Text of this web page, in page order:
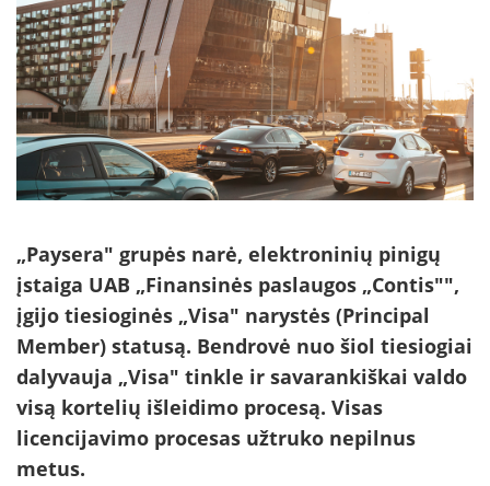
„Paysera" grupės narė, elektroninių pinigų
įstaiga UAB „Finansinės paslaugos „Contis"",
įgijo tiesioginės „Visa" narystės (Principal
Member) statusą. Bendrovė nuo šiol tiesiogiai
dalyvauja „Visa" tinkle ir savarankiškai valdo
visą kortelių išleidimo procesą. Visas
licencijavimo procesas užtruko nepilnus
metus.